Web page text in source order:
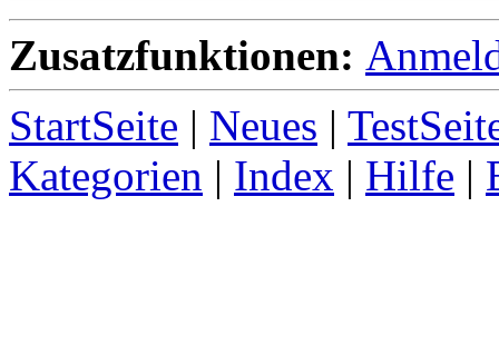
Zusatzfunktionen:
StartSeite | Neues |
Kategorien | Index | Hilfe |